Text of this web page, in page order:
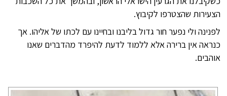
הצעירות שהצטרפו לקיבוץ.
לפנינה ולי נפער חור גדול בליבנו ובחיינו עם לכתו של אליהו. אך
כנראה אין ברירה אלא ללמוד לדעת להיפרד מהדברים שאנו
אוהבים.